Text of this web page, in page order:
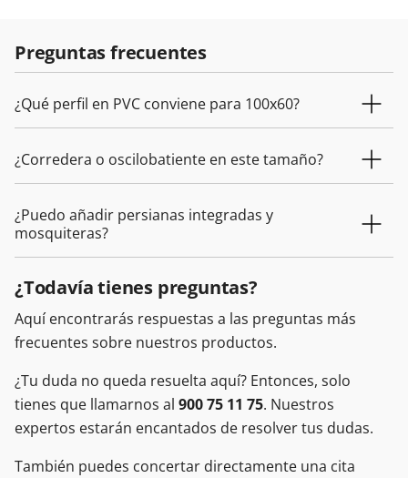
Preguntas frecuentes
¿Qué perfil en PVC conviene para 100x60?
¿Corredera o oscilobatiente en este tamaño?
¿Puedo añadir persianas integradas y
mosquiteras?
¿Todavía tienes preguntas?
Aquí encontrarás respuestas a las preguntas más
frecuentes sobre nuestros productos.
¿Tu duda no queda resuelta aquí? Entonces, solo
tienes que llamarnos al 900 75 11 75. Nuestros
expertos estarán encantados de resolver tus dudas.
También puedes concertar directamente una cita